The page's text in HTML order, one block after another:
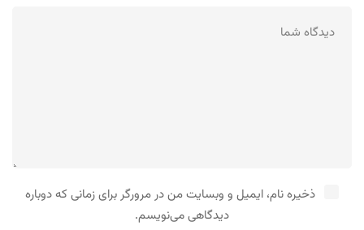
ذخیره نام، ایمیل و وبسایت من در مرورگر برای زمانی که دوباره
دیدگاهی می‌نویسم.